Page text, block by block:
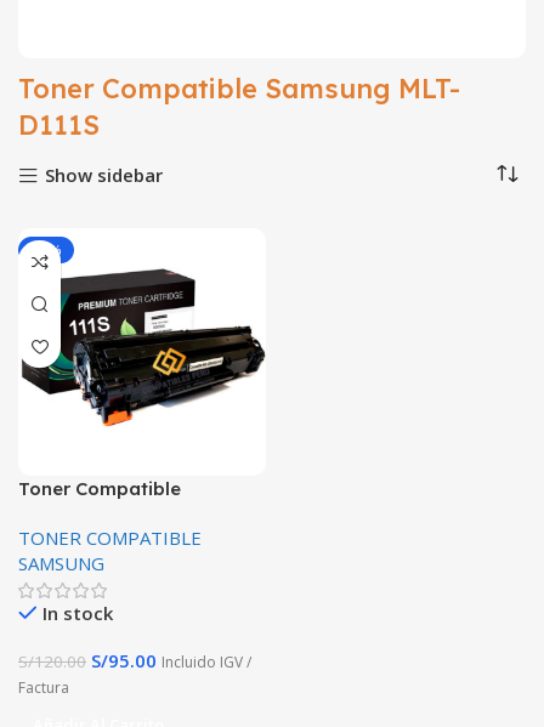
Toner Compatible Samsung MLT-
D111S
Show sidebar
-21%
Toner Compatible
Paginas Premiun
TONER COMPATIBLE
SAMSUNG
In stock
S/120.00 S/95.00 Incluido IGV /
Factura